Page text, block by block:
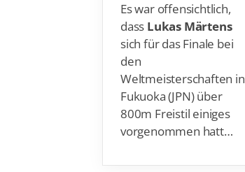
Es war offensichtlich,
dass Lukas Märtens
sich für das Finale bei
den
Weltmeisterschaften in
Fukuoka (JPN) über
800m Freistil einiges
vorgenommen hatt…